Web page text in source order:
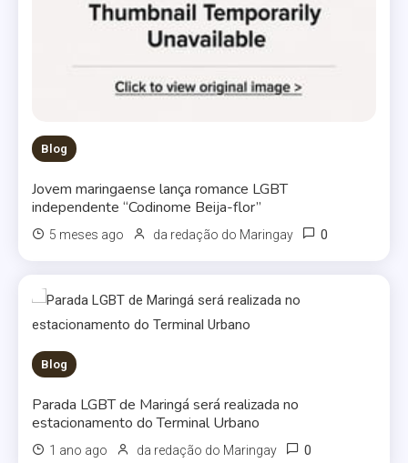
Blog
Jovem maringaense lança romance LGBT
independente “Codinome Beija-flor”
5 meses ago da redação do Maringay 0
Blog
Parada LGBT de Maringá será realizada no
estacionamento do Terminal Urbano
1 ano ago da redação do Maringay 0